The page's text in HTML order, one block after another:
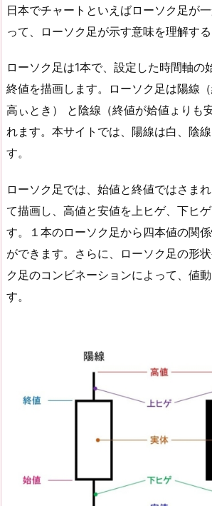
日本でチャートといえばローソク足が
って、ローソク足が示す意味を理解する
ローソク足は1本で、設定した時間軸の
終値を描画します。ローソク足は陽線
高ぃとき） と陰線（終値が姶値ょりも
れます。本サイトでは、陽線は白、陰
す。
ローソク足では、始値と終値ではさま
て描画し、高値と安値を上ヒゲ、下ヒ
す。１本のローソク足から四本値の関
ができます。さらに、ローソク足の形
ク足のコンビネーションによって、値
す。